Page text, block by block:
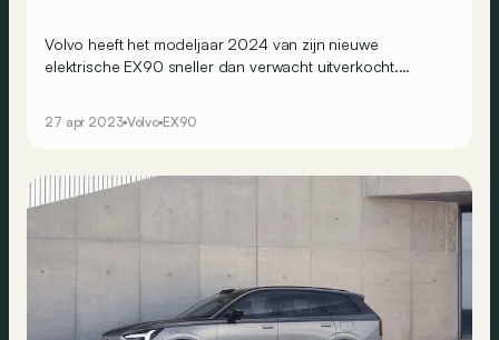
Volvo heeft het modeljaar 2024 van zijn nieuwe
elektrische EX90 sneller dan verwacht uitverkocht.
worden geleverd!
27 apr 2023 Volvo EX90